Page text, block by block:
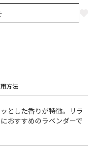
方法
とした香りが特徴。リラ
おすすめのラベンダーで